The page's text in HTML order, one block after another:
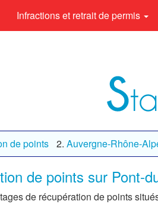
Infractions et retrait de permis
de points Auvergne-Rhône-
de points sur Pont-
de récupération de points